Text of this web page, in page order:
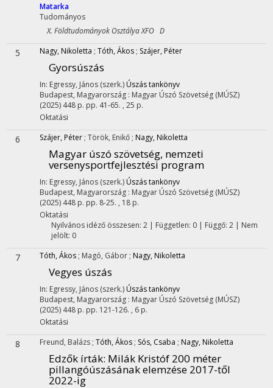
Matarka
Tudományos
X. Földtudományok Osztálya XFO D
5 Nagy, Nikoletta ; Tóth, Ákos ; Szájer, Péter
Gyorsúszás
In: Egressy, János (szerk.) Úszás tankönyv
Budapest, Magyarország : Magyar Úszó Szövetség (MÚSZ)
(2025) 448 p. pp. 41-65. , 25 p.
Oktatási
6 Szájer, Péter ; Török, Enikő ; Nagy, Nikoletta
Magyar úszó szövetség, nemzeti
versenysportfejlesztési program
In: Egressy, János (szerk.) Úszás tankönyv
Budapest, Magyarország : Magyar Úszó Szövetség (MÚSZ)
(2025) 448 p. pp. 8-25. , 18 p.
Oktatási
Nyilvános idéző összesen: 2| Független: 0 | Függő: 2 | Nem
jelölt: 0
7 Tóth, Ákos ; Magó, Gábor ; Nagy, Nikoletta
Vegyes úszás
In: Egressy, János (szerk.) Úszás tankönyv
Budapest, Magyarország : Magyar Úszó Szövetség (MÚSZ)
(2025) 448 p. pp. 121-126. , 6 p.
Oktatási
8 Freund, Balázs ; Tóth, Ákos ; Sós, Csaba ; Nagy, Nikoletta
Edzők írták: Milák Kristóf 200 méter
pillangóúszásának elemzése 2017-től
2022-ig